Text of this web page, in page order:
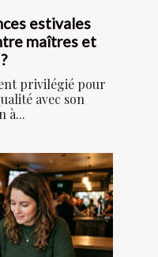
estivales
maîtres et
privilégié pour
avec son
à...